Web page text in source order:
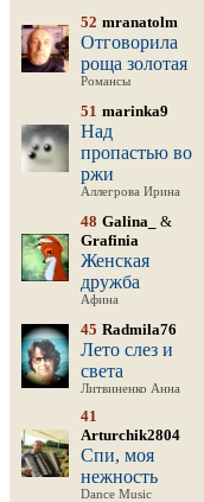
52 mranatolm
Отговорила
роща золотая
Романсы
51 marinka9
Над
пропастью во
ржи
Аллегрова Ирина
48 Galina_
&
Grafinia
Женская
дружба
Афина
45 Radmila76
Лето слез и
света
Литвиненко Анна
41
Arturchik2804
Спи, моя
нежность
Dance Music